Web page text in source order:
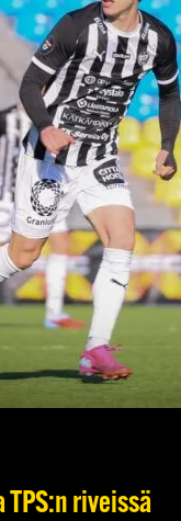
riveissä